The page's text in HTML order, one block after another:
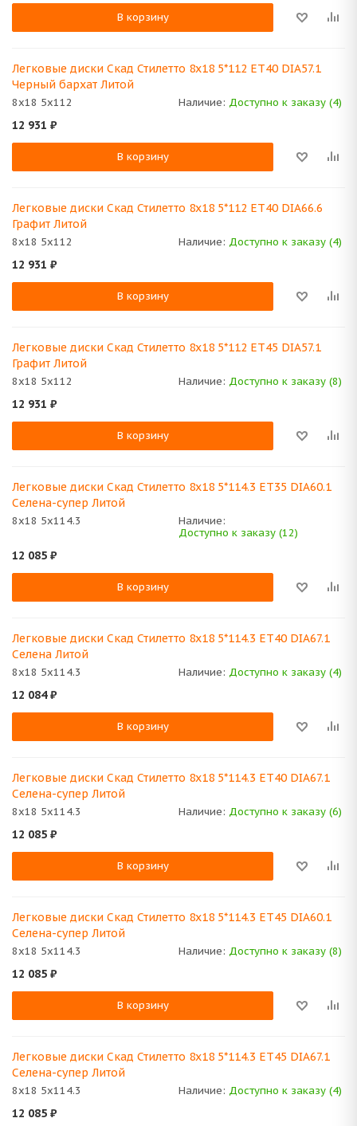
В корзину
Легковые диски Скад Стилетто 8x18 5*112 ET40 DIA57.1
Черный бархат Литой
8x18 5x112 Наличие: Доступно к заказу (4)
12 931 ₽
В корзину
Легковые диски Скад Стилетто 8x18 5*112 ET40 DIA66.6
Графит Литой
8x18 5x112 Наличие: Доступно к заказу (4)
12 931 ₽
В корзину
Легковые диски Скад Стилетто 8x18 5*112 ET45 DIA57.1
Графит Литой
8x18 5x112 Наличие: Доступно к заказу (8)
12 931 ₽
В корзину
Легковые диски Скад Стилетто 8x18 5*114.3 ET35 DIA60.1
Селена-супер Литой
8x18 5x114.3
Наличие:
Доступно к заказу (12)
12 085 ₽
В корзину
Легковые диски Скад Стилетто 8x18 5*114.3 ET40 DIA67.1
Селена Литой
8x18 5x114.3 Наличие: Доступно к заказу (4)
12 084₽
В корзину
Легковые диски Скад Стилетто 8x18 5*114.3 ET40 DIA67.1
Селена-супер Литой
8x18 5x114.3 Наличие: Доступно к заказу (6)
12 085 ₽
В корзину
Легковые диски Скад Стилетто 8x18 5*114.3 ET45 DIA60.1
Селена-супер Литой
8x18 5x114.3 Наличие: Доступно к заказу (8)
12 085 ₽
В корзину
Легковые диски Скад Стилетто 8x18 5*114.3 ET45 DIA67.1
Селена-супер Литой
8x18 5x114.3 Наличие: Доступно к заказу (4)
12 085 ₽